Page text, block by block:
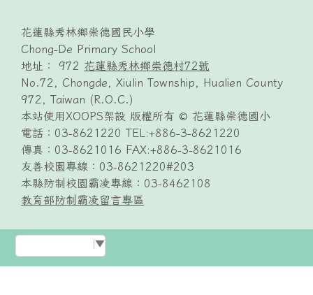
頁尾區域內容
花蓮縣秀林鄉崇德國民小學
Chong-De Primary School
地址： 972 花蓮縣秀林鄉崇德村72號
No.72, Chongde, Xiulin Township, Hualien County
972, Taiwan (R.O.C.)
本站使用XOOPS架設 版權所有 © 花蓮縣崇德國小
電話：03-8621220 TEL:+886-3-8621220
傳真：03-8621016 FAX:+886-3-8621016
友善校園專線：03-8621220#203
本縣防制校園霸凌專線：03-8462108
教育部防制霸凌留言專區
▼